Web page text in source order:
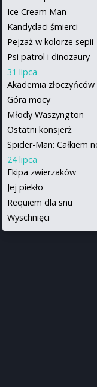
Ice Cream Man
Kandydaci śmierci
Pejzaż w kolorze sepii
Psi patrol i dinozaury
31 lipca
Akademia złoczyńców
Góra mocy
Młody Waszyngton
Ostatni konsjerż
Spider-Man: Całkiem
24 lipca
Ekipa zwierzaków
Jej piekło
Requiem dla snu
Wyschnięci